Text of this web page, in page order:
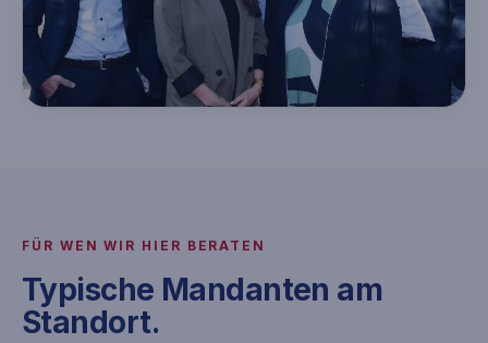
FÜR WEN WIR HIER BERATEN
Typische Mandanten am
Standort.